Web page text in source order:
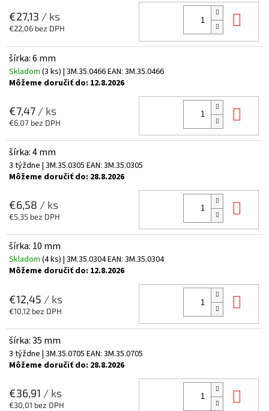
€27,13 / ks
€22,06 bez DPH
šírka: 6 mm
Skladom (3 ks) | 3M.35.0466EAN: 3M.35.0466
Môžeme doručiť do: 12.8.2026
€7,47 / ks
€6,07 bez DPH
šírka: 4 mm
3 týždne | 3M.35.0305 EAN: 3M.35.0305
Môžeme doručiť do: 28.8.2026
€6,58 / ks
€5,35 bez DPH
šírka: 10 mm
Skladom (4 ks) | 3M.35.0304EAN: 3M.35.0304
Môžeme doručiť do: 12.8.2026
€12,45 / ks
€10,12 bez DPH
šírka: 35 mm
3 týždne | 3M.35.0705 EAN: 3M.35.0705
Môžeme doručiť do: 28.8.2026
€36,91 / ks
€30,01 bez DPH